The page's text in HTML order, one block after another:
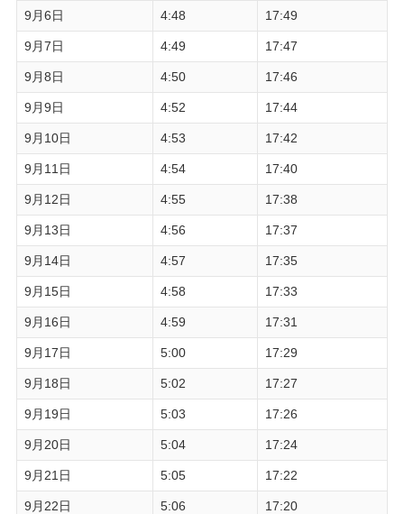
9月6日 4:48 17:49
9月7日 4:49 17:47
9月8日 4:50 17:46
9月9日 4:52 17:44
9月10日 4:53 17:42
9月11日 4:54 17:40
9月12日 4:55 17:38
9月13日 4:56 17:37
9月14日 4:57 17:35
9月15日 4:58 17:33
9月16日 4:59 17:31
9月17日 5:00 17:29
9月18日 5:02 17:27
9月19日 5:03 17:26
9月20日 5:04 17:24
9月21日 5:05 17:22
9月22日 5:06 17:20